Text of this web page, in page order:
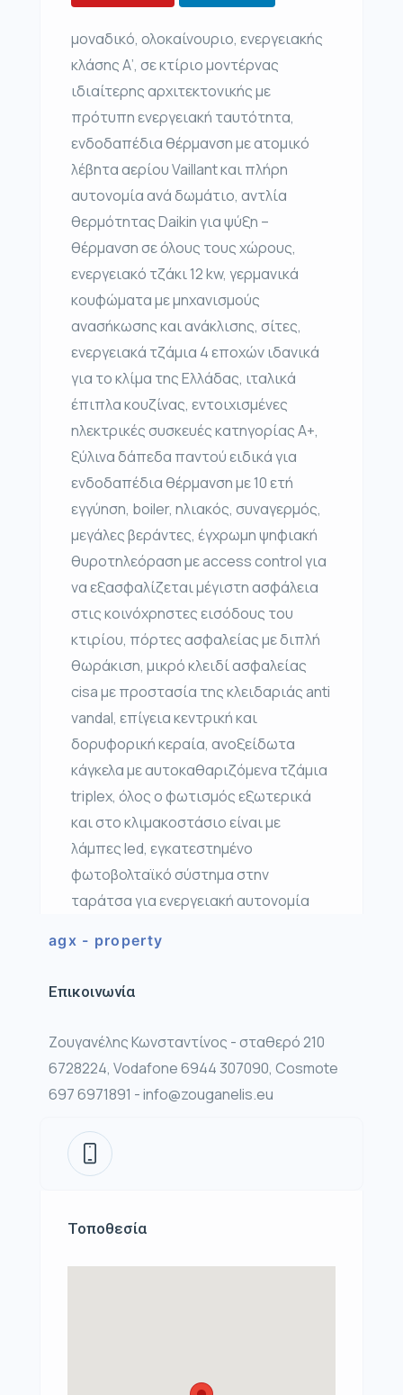
μοναδικό, ολοκαίνουριο, ενεργειακής
κλάσης Α’, σε κτίριο μοντέρνας
ιδιαίτερης αρχιτεκτονικής με
πρότυπη ενεργειακή ταυτότητα,
ενδοδαπέδια θέρμανση με ατομικό
λέβητα αερίου Vaillant και πλήρη
αυτονομία ανά δωμάτιο, αντλία
θερμότητας Daikin για ψύξη –
θέρμανση σε όλους τους χώρους,
ενεργειακό τζάκι 12 kw, γερμανικά
κουφώματα με μηχανισμούς
ανασήκωσης και ανάκλισης, σίτες,
ενεργειακά τζάμια 4 εποχών ιδανικά
για το κλίμα της Ελλάδας, ιταλικά
έπιπλα κουζίνας, εντοιχισμένες
ηλεκτρικές συσκευές κατηγορίας Α+,
ξύλινα δάπεδα παντού ειδικά για
ενδοδαπέδια θέρμανση με 10 ετή
εγγύηση, boiler, ηλιακός, συναγερμός,
μεγάλες βεράντες, έγχρωμη ψηφιακή
θυροτηλεόραση με access control για
να εξασφαλίζεται μέγιστη ασφάλεια
στις κοινόχρηστες εισόδους του
κτιρίου, πόρτες ασφαλείας με διπλή
θωράκιση, μικρό κλειδί ασφαλείας
cisa με προστασία της κλειδαριάς anti
vandal, επίγεια κεντρική και
δορυφορική κεραία, ανοξείδωτα
κάγκελα με αυτοκαθαριζόμενα τζάμια
triplex, όλος ο φωτισμός εξωτερικά
και στο κλιμακοστάσιο είναι με
λάμπες led, εγκατεστημένο
φωτοβολταϊκό σύστημα στην
ταράτσα για ενεργειακή αυτονομία
agx - property
Επικοινωνία
Ζουγανέλης Κωνσταντίνος - σταθερό 210
6728224, Vodafone 6944 307090, Cosmote
697 6971891 - info@zouganelis.eu
Τοποθεσία